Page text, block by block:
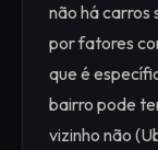
não há carros
por fatores
que é
bairro pode
vizinho não